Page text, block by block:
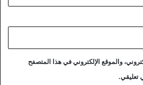
والموقع الإلكتروني في هذا المتصفح
تعليقي.